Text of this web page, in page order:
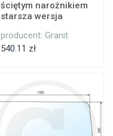
ściętym narożnikiem
starsza wersja
producent: Granit
540.11 zł